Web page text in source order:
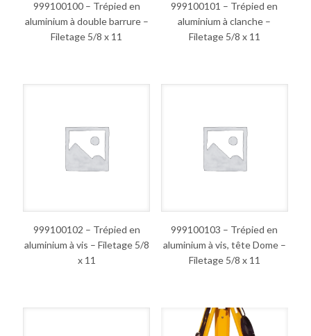
999100100 – Trépied en
aluminium à double barrure –
Filetage 5/8 x 11
999100101 – Trépied en
aluminium à clanche –
Filetage 5/8 x 11
999100102 – Trépied en
aluminium à vis – Filetage 5/8
x 11
999100103 – Trépied en
aluminium à vis, tête Dome –
Filetage 5/8 x 11